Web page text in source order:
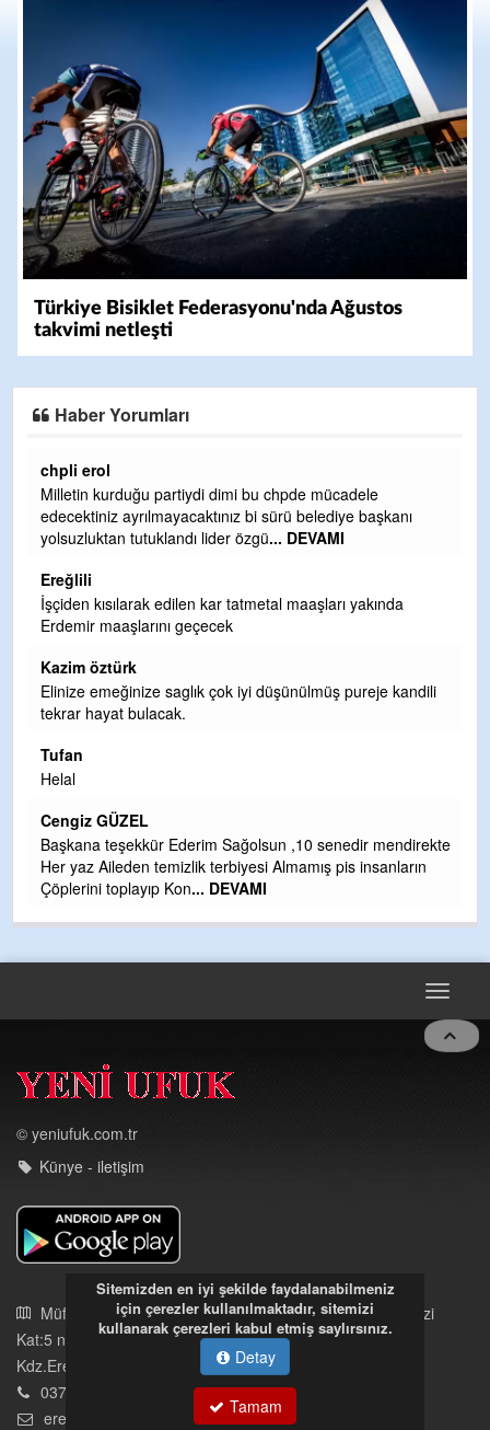
Türkiye Bisiklet Federasyonu'nda Ağustos
takvimi netleşti
Haber Yorumları
Ereğlili
Ereğli Futbol Kulübünü Erdemir'i özelleştirenler düşünsün
ve sahip çıksınlar. Erdemir özelleştirilmeseydi sponsor
olurdu ve para probl... DEVAMI
Ereğlili
Tebrikler başkanım ve yönetim kurulu, güzel bir
hizmet.Ereğlimizin terası sayenizde huzur ve ahlak bulacak
Halil Aydın
Birol Şahin ülke hizmetine çeyrek asır damgasını vurmuş
değiştirmeden küsmeden yunus
Çırak ustasından öğrenir kısmet bağlamayı... Ben İbrahim
Yalçını tebrik ediyorum.
CEVDET YILMAZ
TARAFINDAN BAŞLATILDI, ETRASFINDA YERLEŞİM YERI
© yeniufuk.com.tr
Künye - iletişim
Müftü Mahallesi Ateş Ahmet Sokak Cerrahoğlu İşmerkezi
Sitemizden en iyi şekilde faydalanabilmeniz
için çerezler kullanılmaktadır, sitemizi
kullanarak çerezleri kabul etmiş saylırsınız.
Detay
Tamam